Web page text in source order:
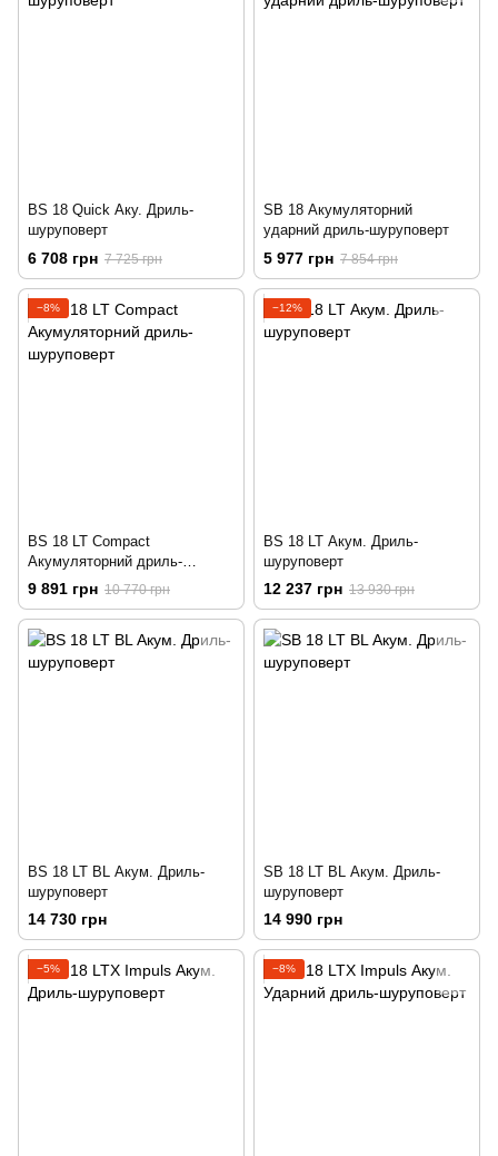
BS 18 Quick Аку. Дриль-
шуруповерт
6 708 грн 7 725 грн
SB 18 Акумуляторний
ударний дриль-шуруповерт
5 977 грн 7 854 грн
−8%
BS 18 LT Compact
Акумуляторний дриль-
шуруповерт
9 891 грн 10 770 грн
−12%
BS 18 LT Акум. Дриль-
шуруповерт
12 237 грн 13 930 грн
BS 18 LT BL Акум. Дриль-
шуруповерт
14 730 грн
SB 18 LT BL Акум. Дриль-
шуруповерт
14 990 грн
−5% −8%